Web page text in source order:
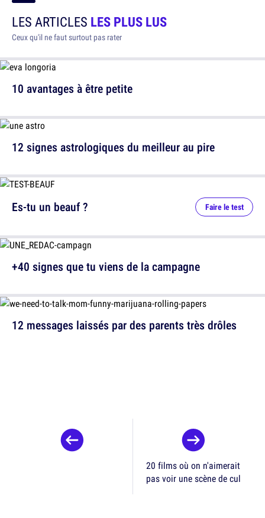
LES ARTICLES LES PLUS LUS
Ceux qu'il ne faut surtout pas rater
10 avantages à être petite
12 signes astrologiques du meilleur au pire
12 messages laissés par des parents très drôles
Es-tu un beauf ? Faire le test
+40 signes que tu viens de la campagne
20 films où on n'aimerait
pas voir une scène de cul